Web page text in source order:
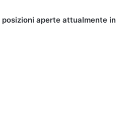
posizioni aperte attualmente in